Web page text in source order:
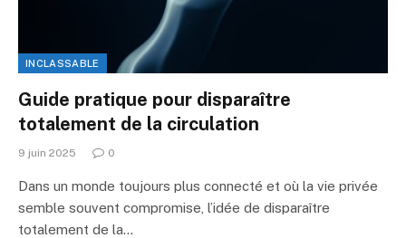
INCLASSABLE
Guide pratique pour disparaître
totalement de la circulation
9 juin 2025 0
Dans un monde toujours plus connecté et où la vie privée
semble souvent compromise, l’idée de disparaître
totalement de la…